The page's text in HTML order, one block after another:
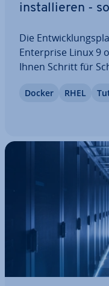
in­stal­lie­ren -
Die
En­ter­pri­se Linux 9
Ihnen Schritt für
ti­on über ein
Docker RHEL